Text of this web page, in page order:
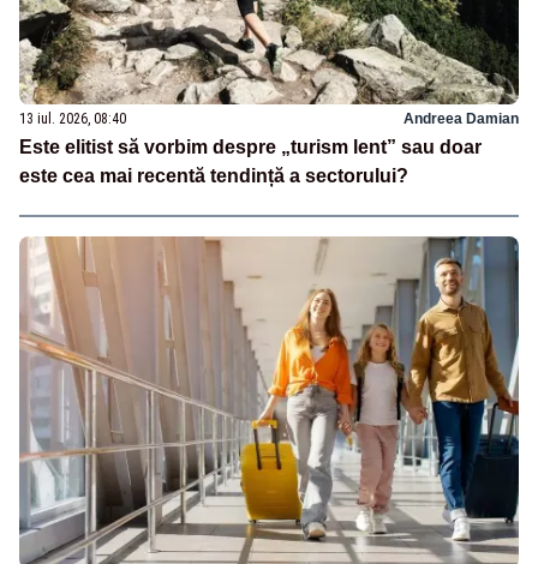
13 iul. 2026, 08:40 Andreea Damian
Este elitist să vorbim despre „turism lent” sau doar
este cea mai recentă tendință a sectorului?